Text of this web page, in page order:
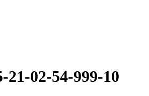
21-02-54-999-10